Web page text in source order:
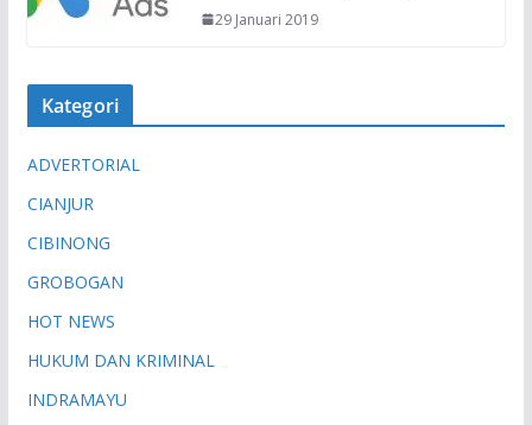
29 Januari 2019
Kategori
ADVERTORIAL
CIANJUR
CIBINONG
GROBOGAN
HOT NEWS
HUKUM DAN KRIMINAL
INDRAMAYU